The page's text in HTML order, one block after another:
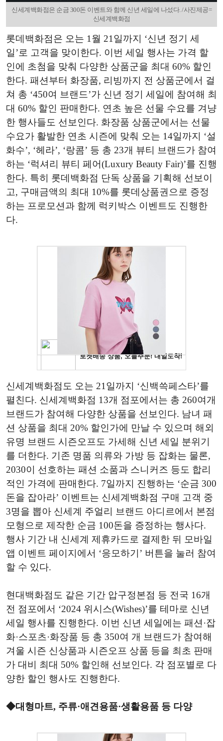
신세계백화점은 순금 300돈 이벤트와 함께 신년 세일에 나섰다. /사진제공=
신세계백화점
롯데백화점은 오는 1월 21일까지 ‘신년 정기 세
일’로 고객을 맞이한다. 이번 세일 행사는 가격 할
인에 초첨을 맞춰 다양한 상품군을 최대 60% 할인
한다. 패션부터 화장품, 리빙까지 전 상품군에서 걸
쳐 총 ‘450여 브랜드’가 신년 정기 세일에 참여해 최
대 60% 할인 판매한다. 연초 높은 선물 수요를 겨냥
한 행사들도 선보인다. 화장품 상품군에서는 선물
수요가 활발한 연초 시즌에 맞춰 오는 14일까지 ‘설
화수’, ‘헤라’, ‘랑콤’ 등 총 23개 뷰티 브랜드가 참여
하는 ‘럭셔리 뷰티 페어(Luxury Beauty Fair)’를 진행
한다. 특히 롯데백화점 단독 상품을 기획해 선보이
고, 구매금액의 최대 10%를 롯데상품권으로 증정
하는 프로모션과 함께 럭키박스 이벤트도 진행한
다.
신세계백화점도 오는 21일까지 ‘신백쓱페스타’를
펼친다. 신세계백화점 13개 점포에서는 총 260여개
브랜드가 참여해 다양한 상품을 선보인다. 남녀 패
션 상품을 최대 20% 할인가에 만날 수 있으며 해외
유명 브랜드 시즌오프도 가세해 신년 세일 분위기
를 더한다. 기존 명품 의류와 가방 등 잡화는 물론,
2030이 선호하는 패션 소품과 스니커즈 등도 합리
적인 가격에 판매한다. 7일까지 진행하는 ‘순금 300
돈을 잡아라’ 이벤트는 신세계백화점 구매 고객 중
3명을 뽑아 신세계 주얼리 브랜드 아디르에서 본점
모형으로 제작한 순금 100돈을 증정하는 행사다.
행사 기간 내 신세계 제휴카드로 결제한 뒤 모바일
앱 이벤트 페이지에서 ‘응모하기’ 버튼을 눌러 참여
할 수 있다.
현대백화점도 같은 기간 압구정본점 등 전국 16개
전 점포에서 ‘2024 위시스(Wishes)’를 테마로 신년
세일 행사를 진행한다. 이번 신년 세일에는 패션·잡
화·스포츠·화장품 등 총 350여 개 브랜드가 참여해
겨울 시즌 신상품과 시즌오프 상품 등을 최초 판매
가 대비 최대 50% 할인해 선보인다. 각 점포별로 다
양한 할인 행사도 진행한다.
◆대형마트, 주류·애견용품·생활용품 등 다양